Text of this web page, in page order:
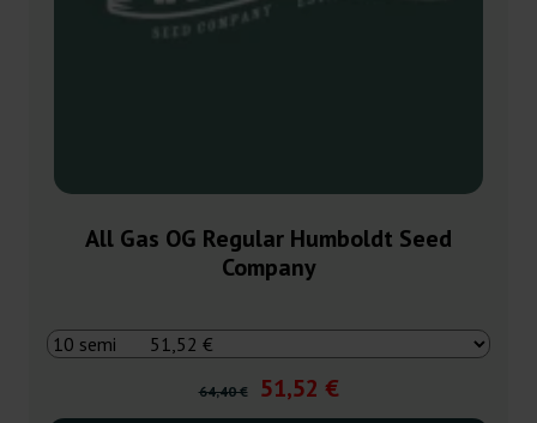
All Gas OG Regular Humboldt Seed
Company
64,40 € 51,52 €